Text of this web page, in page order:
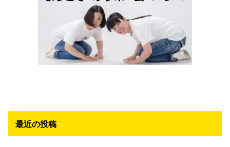
最近の投稿